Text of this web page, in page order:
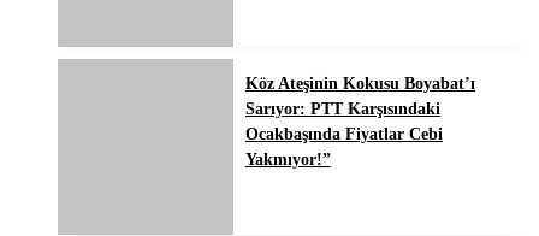
Köz Ateşinin Kokusu Boyabat’ı
Sarıyor: PTT Karşısındaki
Ocakbaşında Fiyatlar Cebi
Yakmıyor!”